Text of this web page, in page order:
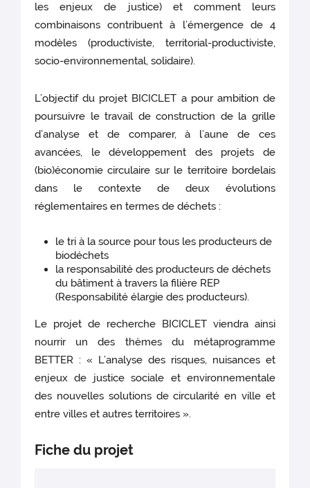
les enjeux de justice) et comment leurs
combinaisons contribuent à l’émergence de 4
modèles (productiviste, territorial-productiviste,
socio-environnemental, solidaire).
L’objectif du projet BICICLET a pour ambition de
poursuivre le travail de construction de la grille
d’analyse et de comparer, à l’aune de ces
avancées, le développement des projets de
(bio)économie circulaire sur le territoire bordelais
dans le contexte de deux évolutions
réglementaires en termes de déchets :
le tri à la source pour tous les producteurs de
biodéchets
la responsabilité des producteurs de déchets
du bâtiment à travers la filière REP
(Responsabilité élargie des producteurs).
Le projet de recherche BICICLET viendra ainsi
nourrir un des thèmes du métaprogramme
BETTER : « L’analyse des risques, nuisances et
enjeux de justice sociale et environnementale
des nouvelles solutions de circularité en ville et
entre villes et autres territoires ».
Fiche du projet